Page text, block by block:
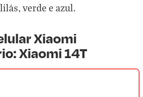
verde e azul.
Xiaomi
Xiaomi 14T